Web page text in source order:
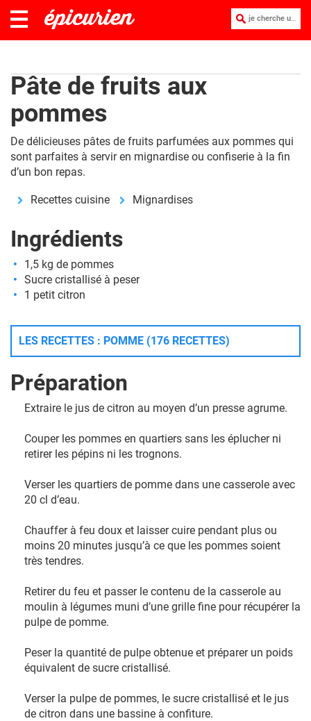
je cherche une recette :
Pâte de fruits aux
pommes
De délicieuses pâtes de fruits parfumées aux pommes qui
sont parfaites à servir en mignardise ou confiserie à la fin
d’un bon repas.
Recettes cuisine Mignardises
Ingrédients
1,5 kg de pommes
Sucre cristallisé à peser
1 petit citron
LES RECETTES : POMME (176 RECETTES)
Préparation
Extraire le jus de citron au moyen d’un presse agrume.
Couper les pommes en quartiers sans les éplucher ni
retirer les pépins ni les trognons.
Verser les quartiers de pomme dans une casserole avec
20 cl d’eau.
Chauffer à feu doux et laisser cuire pendant plus ou
moins 20 minutes jusqu’à ce que les pommes soient
très tendres.
Retirer du feu et passer le contenu de la casserole au
moulin à légumes muni d’une grille fine pour récupérer la
pulpe de pomme.
Peser la quantité de pulpe obtenue et préparer un poids
équivalent de sucre cristallisé.
Verser la pulpe de pommes, le sucre cristallisé et le jus
de citron dans une bassine à confiture.